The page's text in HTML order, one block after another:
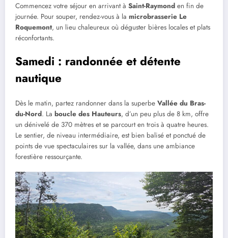
Commencez votre séjour en arrivant à Saint-Raymond en fin de
journée. Pour souper, rendez-vous à la microbrasserie Le
Roquemont, un lieu chaleureux où déguster bières locales et plats
réconfortants.
Samedi : randonnée et détente
nautique
Dès le matin, partez randonner dans la superbe Vallée du Bras-
du-Nord. La boucle des Hauteurs, d’un peu plus de 8 km, offre
un dénivelé de 370 mètres et se parcourt en trois à quatre heures.
Le sentier, de niveau intermédiaire, est bien balisé et ponctué de
points de vue spectaculaires sur la vallée, dans une ambiance
forestière ressourçante.